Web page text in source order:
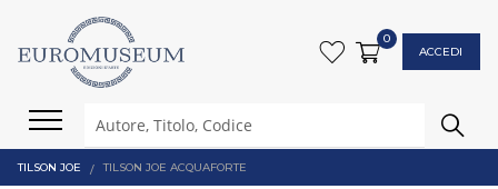
0
ACCEDI
TILSON JOE TILSON JOE ACQUAFORTE